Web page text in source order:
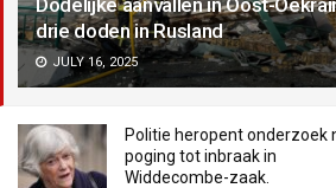
Dodelijke aanvallen in Oost-
drie doden in Rusland
JULY 16, 2025
Politie heropent onderzoek
poging tot inbraak in
Widdecombe-zaak.